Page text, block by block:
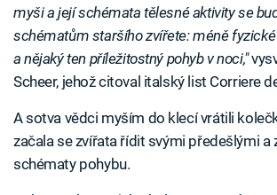
myši a její schémata tělesné aktivity se
schématům staršího zvířete: méně
a nějaký ten příležitostný pohyb v noci,"
Scheer, jehož citoval italský list Corriere
A sotva vědci myším do klecí vrátili
začala se zvířata řídit svými předešlými a
schématy pohybu.